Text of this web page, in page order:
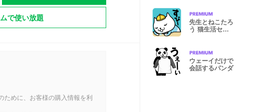
で使い放題
ために、お客様の購入情報を利
先生とねこたろ
う 猫生活セッ
ウェーイだけで
会話するパンダ